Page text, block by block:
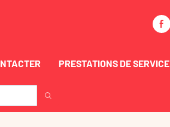
PRESTATIONS DE SERVICE